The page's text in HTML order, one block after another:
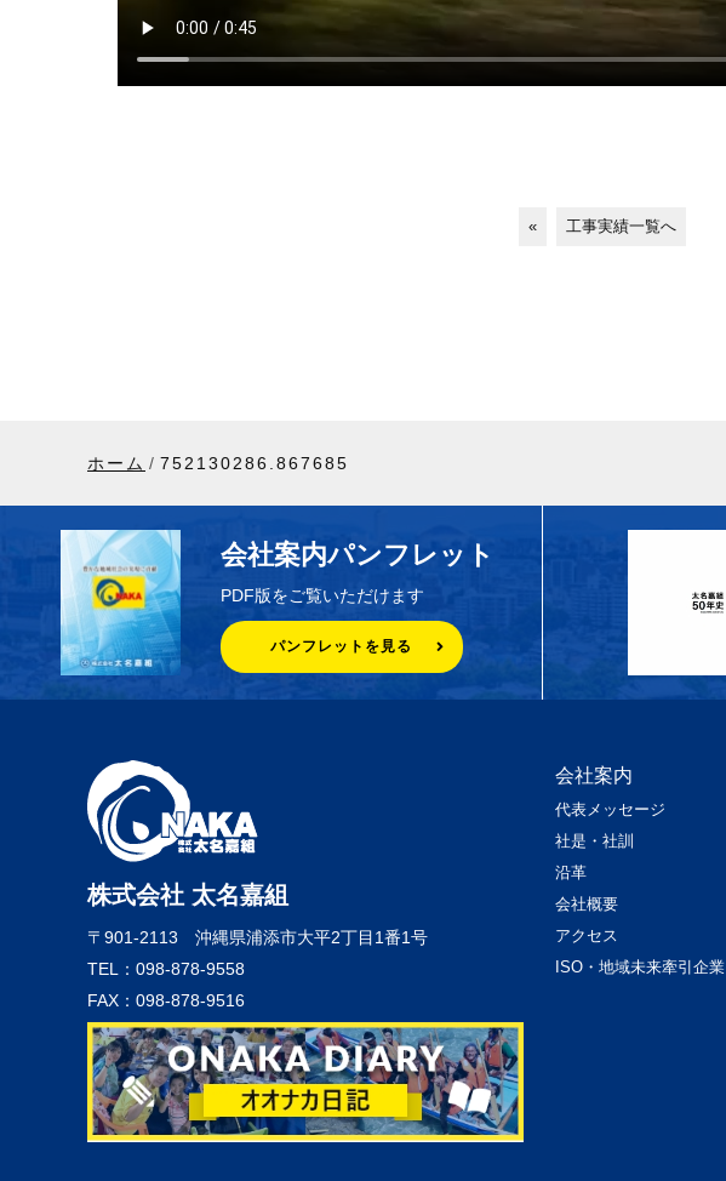
« 工事実績一覧へ
ホーム 752130286.867685
会社案内パンフレット
PDF版をご覧いただけます
パンフレットを見る
株式会社 太名嘉組
〒901-2113 沖縄県浦添市大平2丁目1番1号
TEL：098-878-9558
FAX：098-878-9516
会社案内
代表メッセージ
社是・社訓
沿革
会社概要
アクセス
ISO・地域未来牽引企業